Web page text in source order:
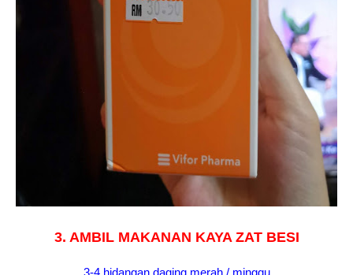
3. AMBIL MAKANAN KAYA ZAT BESI
3-4 hidangan daging merah / minggu